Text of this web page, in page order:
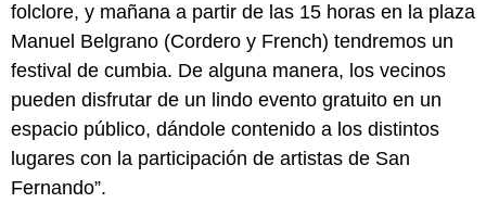
folclore, y mañana a partir de las 15 horas en la plaza
Manuel Belgrano (Cordero y French) tendremos un
festival de cumbia. De alguna manera, los vecinos
pueden disfrutar de un lindo evento gratuito en un
espacio público, dándole contenido a los distintos
lugares con la participación de artistas de San
Fernando”.